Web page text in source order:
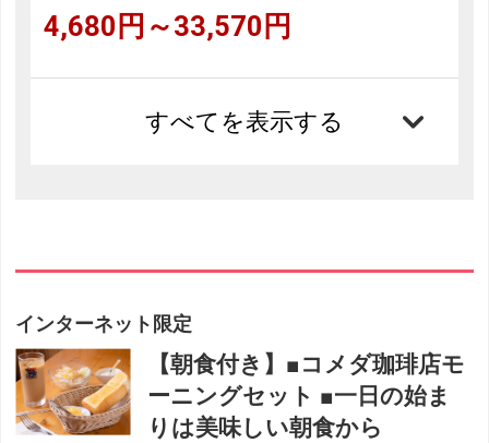
4,680円～33,570円
すべてを表示する
インターネット限定
【朝食付き】■コメダ珈琲店モ
ーニングセット ■一日の始ま
りは美味しい朝食から